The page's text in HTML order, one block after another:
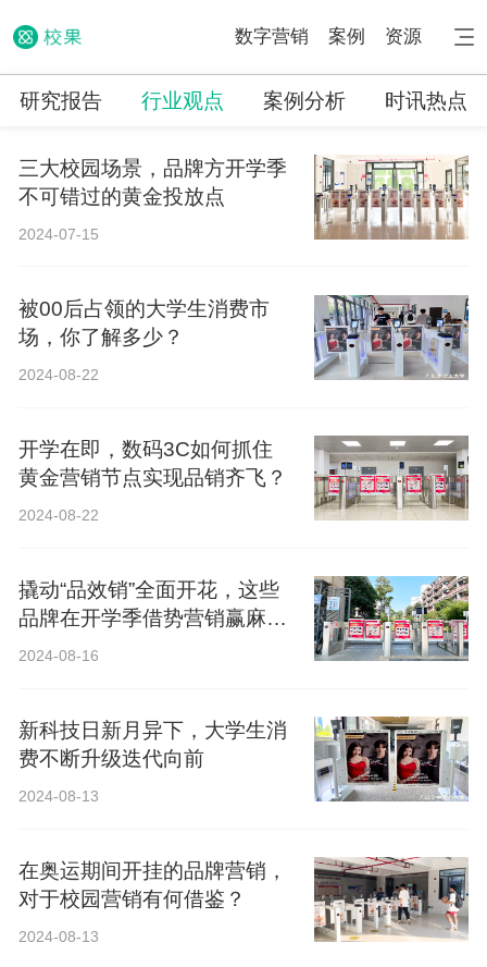
数字营销 案例 资源
研究报告 行业观点 案例分析 时讯热点
三大校园场景，品牌方开学季
不可错过的黄金投放点
2024-07-15
被00后占领的大学生消费市
场，你了解多少？
2024-08-22
开学在即，数码3C如何抓住
黄金营销节点实现品销齐飞？
2024-08-22
撬动“品效销”全面开花，这些
品牌在开学季借势营销赢麻
了！
2024-08-16
新科技日新月异下，大学生消
费不断升级迭代向前
2024-08-13
在奥运期间开挂的品牌营销，
对于校园营销有何借鉴？
2024-08-13